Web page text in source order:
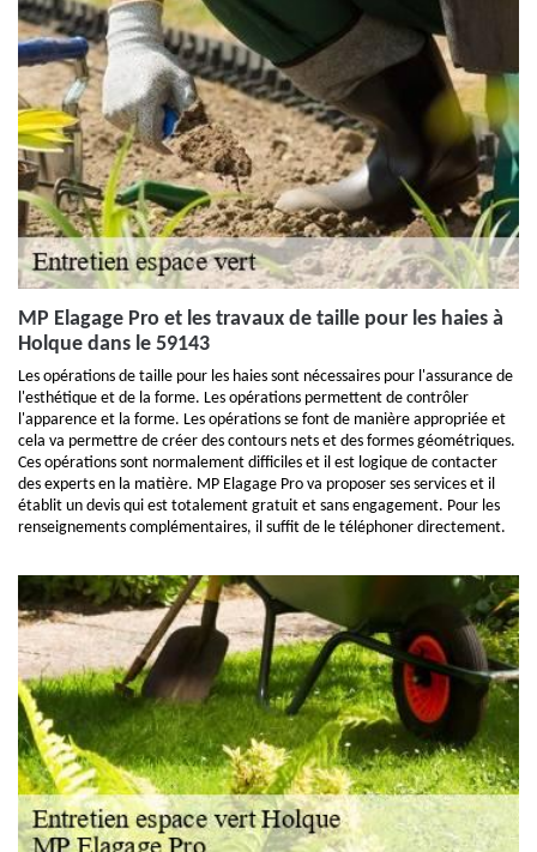
MP Elagage Pro et les travaux de taille pour les haies à
Holque dans le 59143
Les opérations de taille pour les haies sont nécessaires pour l'assurance de
l'esthétique et de la forme. Les opérations permettent de contrôler
l'apparence et la forme. Les opérations se font de manière appropriée et
cela va permettre de créer des contours nets et des formes géométriques.
Ces opérations sont normalement difficiles et il est logique de contacter
des experts en la matière. MP Elagage Pro va proposer ses services et il
établit un devis qui est totalement gratuit et sans engagement. Pour les
renseignements complémentaires, il suffit de le téléphoner directement.